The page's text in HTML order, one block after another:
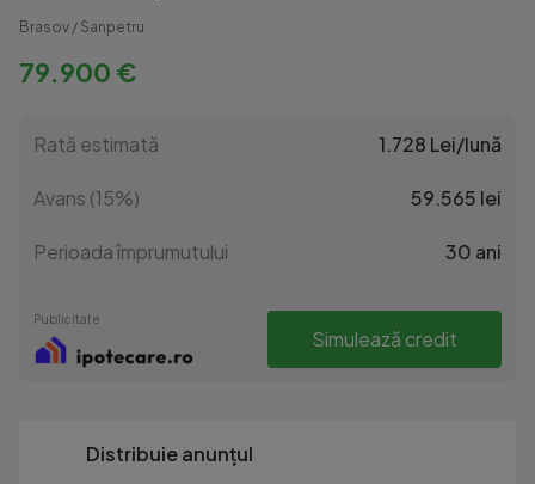
Brasov / Sanpetru
79.900 €
Rată estimată 1.728 Lei/lună
Avans (15%) 59.565 lei
Perioada împrumutului 30 ani
Publicitate
Simulează credit
Distribuie anunțul